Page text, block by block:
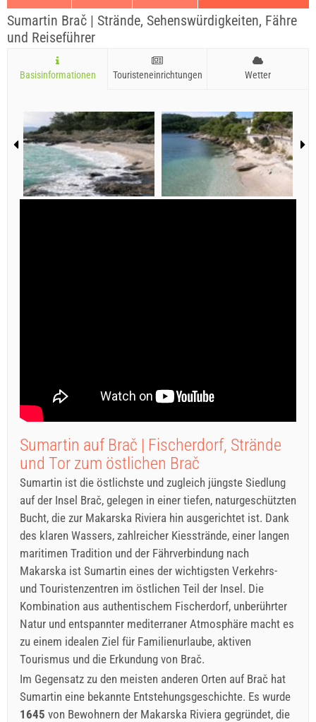
Sumartin Brač | Strände, Sehenswürdigkeiten, Fähre
und Reiseführer
Basisinformationen Touristeneinrichtungen Wetter
Sumartin auf Brač | Fischerdorf, Strände
und Tor zum östlichen Brač
Sumartin ist die östlichste und zugleich jüngste Siedlung
auf der Insel Brač, gelegen in einer tiefen, naturgeschützten
Bucht, die zur Makarska Riviera hin ausgerichtet ist. Dank
des klaren Wassers, zahlreicher Kiesstrände, einer langen
maritimen Tradition und der Fährverbindung nach
Makarska ist Sumartin eines der wichtigsten Verkehrs-
und Touristenzentren im östlichen Teil der Insel. Die
Kombination aus authentischem Fischerdorf, unberührter
Natur und entspannter mediterraner Atmosphäre macht es
zu einem idealen Ziel für Familienurlaube, aktiven
Tourismus und die Erkundung von Brač.
Im Gegensatz zu den meisten anderen Orten auf Brač hat
Sumartin eine bekannte Entstehungsgeschichte. Es wurde
1645 von Bewohnern der Makarska Riviera gegründet, die